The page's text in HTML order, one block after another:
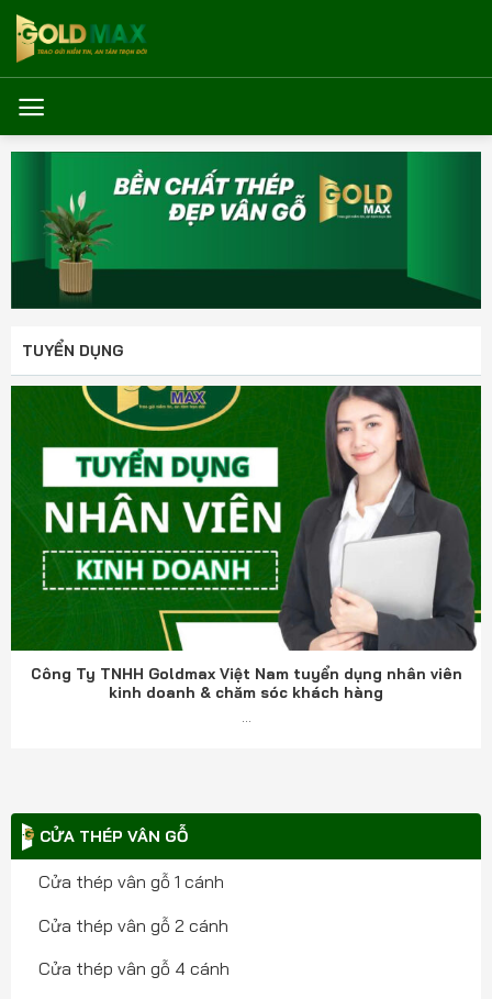
Bỏ
qua
nội
dung
CỬA THÉP VÂN GỖ
Cửa thép vân gỗ 1 cánh
Cửa thép vân gỗ 2 cánh
Cửa thép vân gỗ 4 cánh
TUYỂN DỤNG
Công Ty TNHH Goldmax Việt Nam tuyển dụng nhân viên
kinh doanh & chăm sóc khách hàng